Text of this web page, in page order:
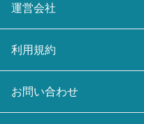
運営会社
利用規約
お問い合わせ